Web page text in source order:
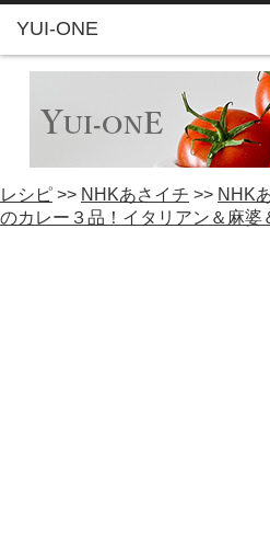
YUI-ONE
レシピ >> NHKあさイチ >> NHK
のカレー３品！イタリアン＆麻婆